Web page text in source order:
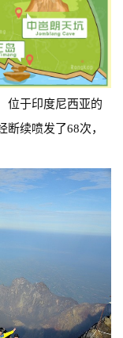
位于印度尼西亚的
续喷发了68次，